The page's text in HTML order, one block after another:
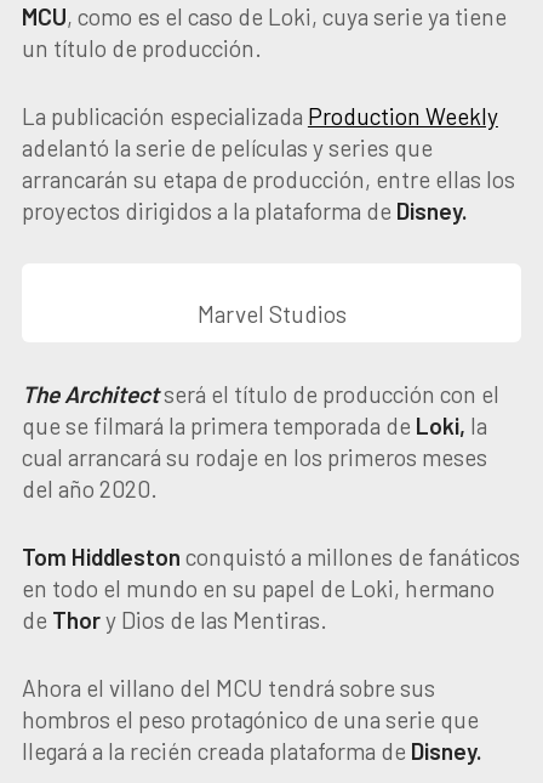
MCU, como es el caso de Loki, cuya serie ya tiene
un título de producción.
La publicación especializada Production Weekly
adelantó la serie de películas y series que
arrancarán su etapa de producción, entre ellas los
proyectos dirigidos a la plataforma de Disney.
Marvel Studios
The Architectserá el título de producción con el
que se filmará la primera temporada de Loki, la
cual arrancará su rodaje en los primeros meses
del año 2020.
Tom Hiddleston conquistó a millones de fanáticos
en todo el mundo en su papel de Loki, hermano
de Thory Dios de las Mentiras.
Ahora el villano del MCU tendrá sobre sus
hombros el peso protagónico de una serie que
llegará a la recién creada plataforma de Disney.